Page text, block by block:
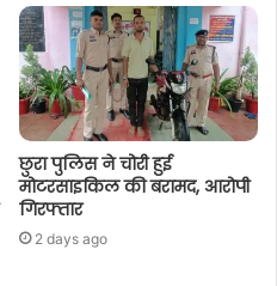
छुरा पुलिस ने चोरी हुई
मोटरसाइकिल की बरामद, आरोपी
गिरफ्तार
2 days ago